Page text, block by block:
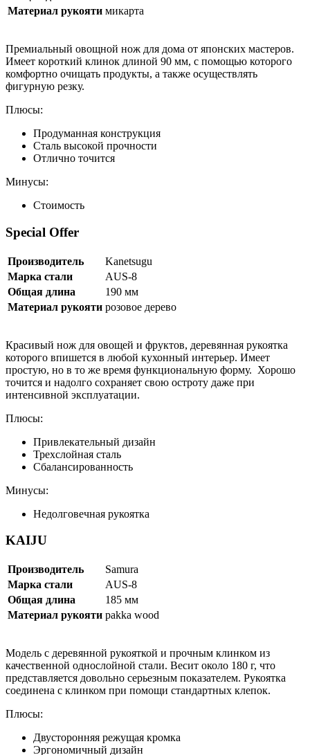
Материал рукояти микарта
Премиальный овощной нож для дома от японских мастеров.
Имеет короткий клинок длиной 90 мм, с помощью которого
комфортно очищать продукты, а также осуществлять
фигурную резку.
Плюсы:
Продуманная конструкция
Сталь высокой прочности
Отлично точится
Минусы:
Стоимость
Special Offer
Производитель
Kanetsugu
Марка стали
AUS-8
Общая длина
190 мм
Материал рукояти розовое дерево
Красивый нож для овощей и фруктов, деревянная рукоятка
которого впишется в любой кухонный интерьер. Имеет
простую, но в то же время функциональную форму. Хорошо
точится и надолго сохраняет свою остроту даже при
интенсивной эксплуатации.
Плюсы:
Привлекательный дизайн
Трехслойная сталь
Сбалансированность
Минусы:
Недолговечная рукоятка
KAIJU
Производитель
Samura
Марка стали
AUS-8
Общая длина
185 мм
Материал рукояти pakka wood
Модель с деревянной рукояткой и прочным клинком из
качественной однослойной стали. Весит около 180 г, что
представляется довольно серьезным показателем. Рукоятка
соединена с клинком при помощи стандартных клепок.
Плюсы:
Двусторонняя режущая кромка
Эргономичный дизайн